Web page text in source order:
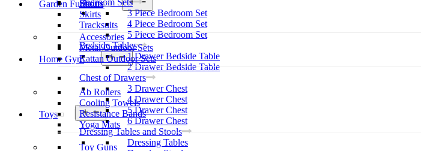
Bedroom Sets
3 Piece Bedroom Set
4 Piece Bedroom Set
5 Piece Bedroom Set
Bedside Tables
1 Drawer Bedside Table
2 Drawer Bedside Table
Chest of Drawers
3 Drawer Chest
4 Drawer Chest
5 Drawer Chest
6 Drawer Chest
Dressing Tables and Stools
Dressing Tables
Shorts
Skirts
Tracksuits
Garden Furniture
menu
Accessories
Metal Outdoor Sets
Rattan Outdoor Sets
Home Gym
Open
menu
Ab Rollers
Cooling Towels
Resistance Bands
Yoga Mats
Toys
Open
menu
Toy Guns